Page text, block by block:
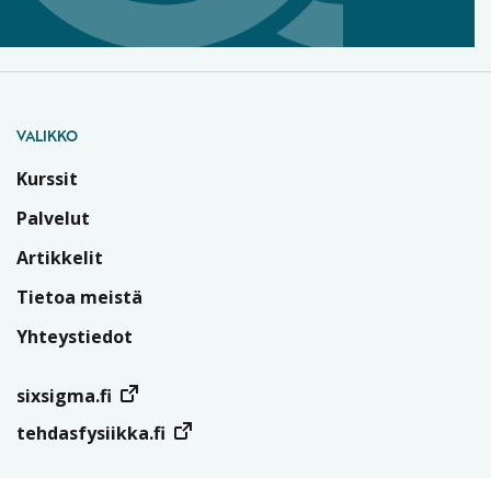
VALIKKO
Kurssit
Palvelut
Artikkelit
Tietoa meistä
Yhteystiedot
sixsigma.fi
tehdasfysiikka.fi